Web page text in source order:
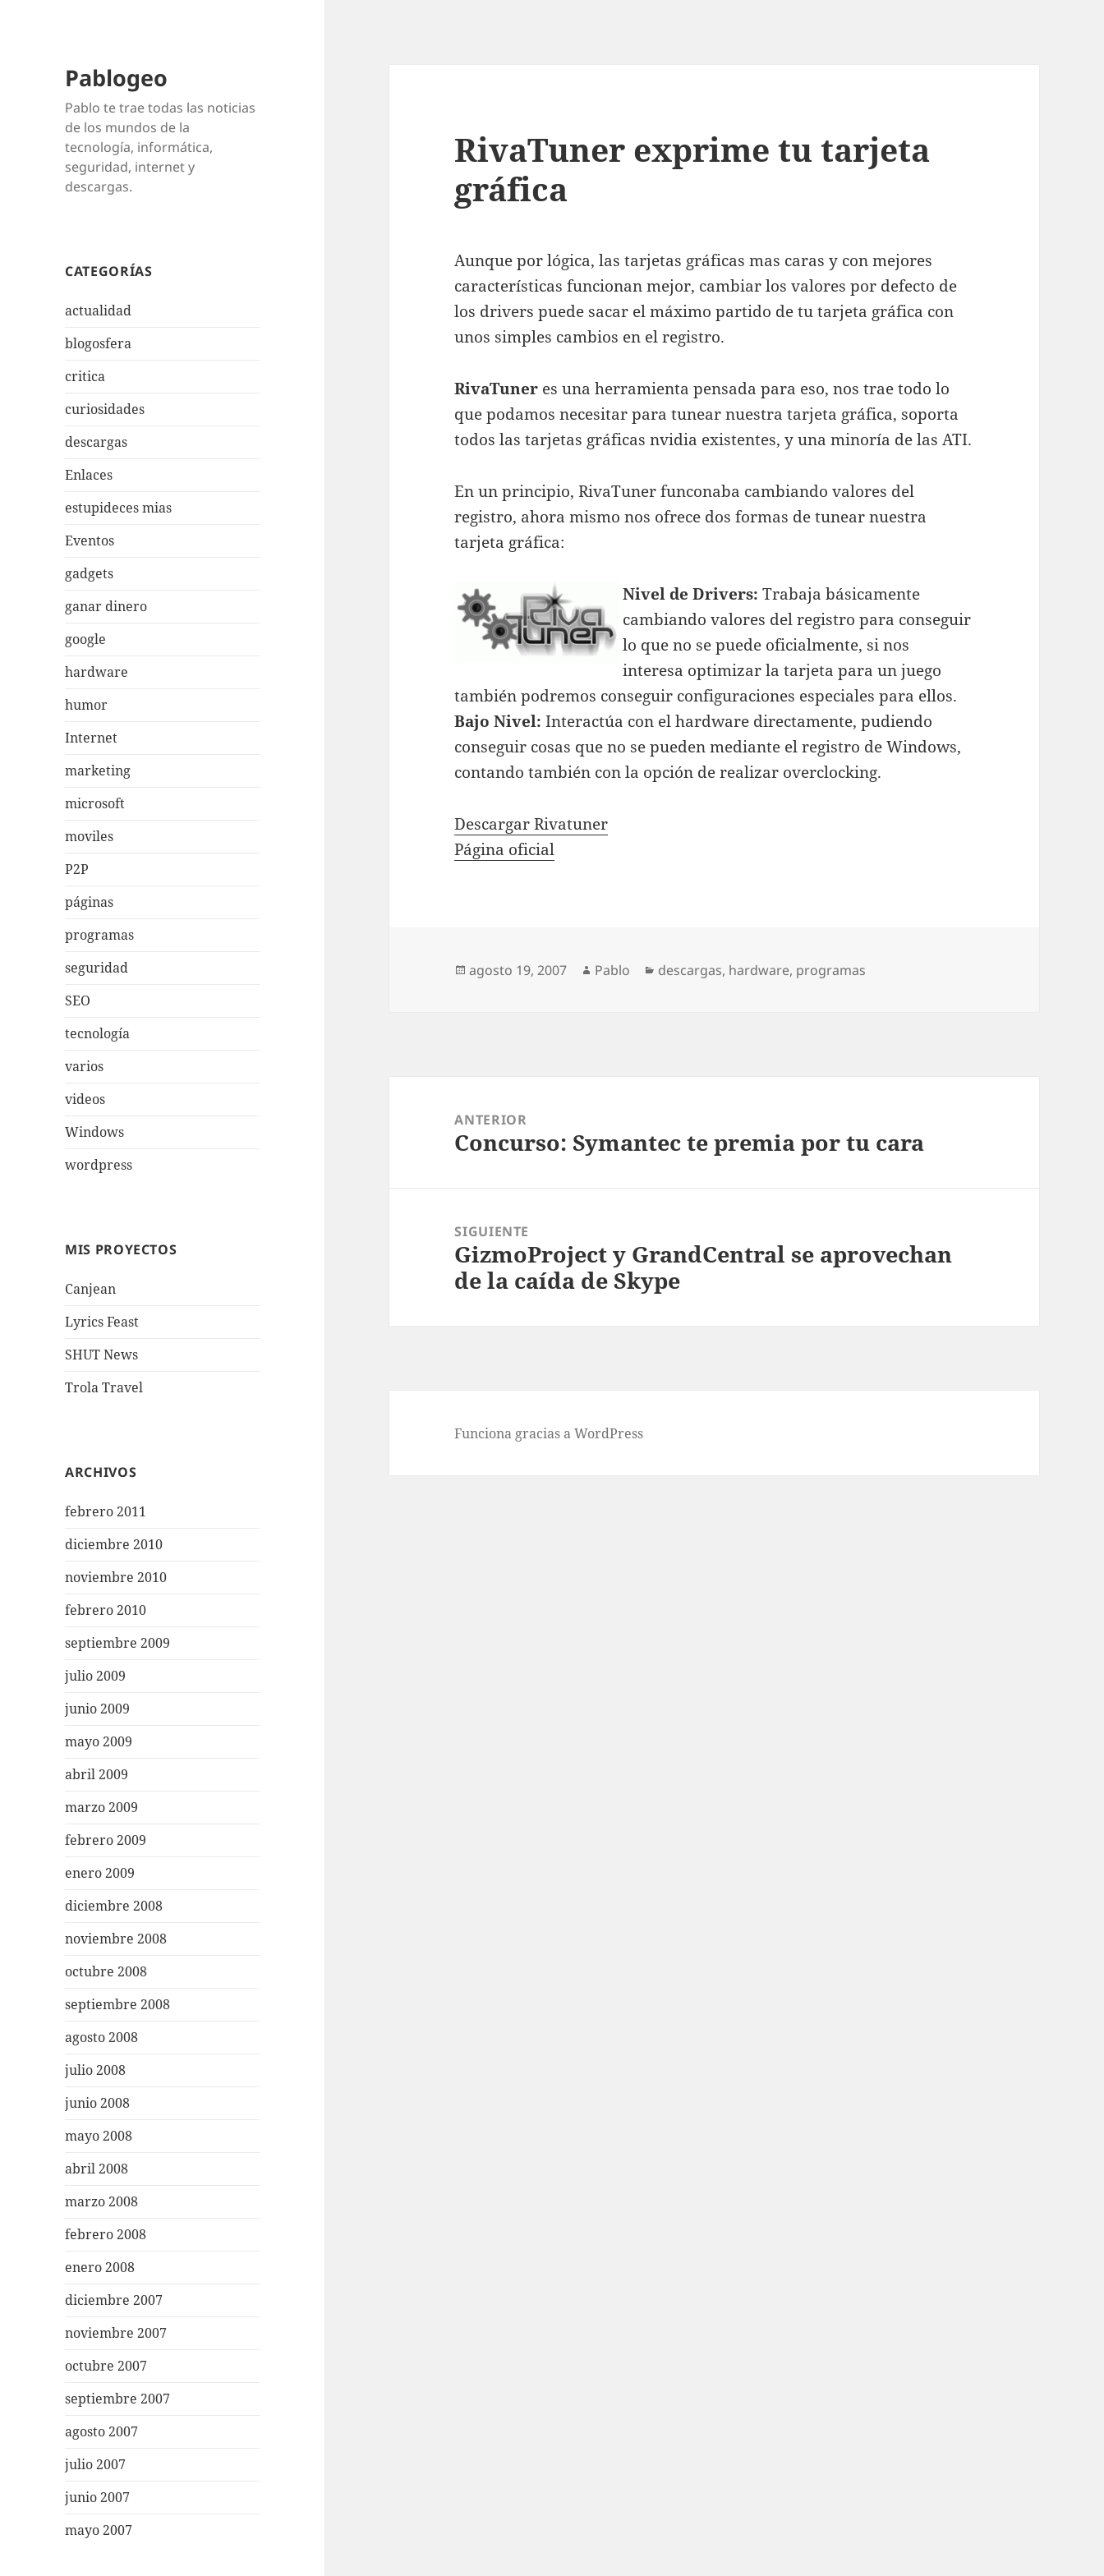
Pablogeo
Pablo te trae todas las noticias
de los mundos de la
tecnología, informática,
seguridad, internet y
descargas.
CATEGORÍAS
actualidad
blogosfera
critica
curiosidades
descargas
Enlaces
estupideces mias
Eventos
gadgets
ganar dinero
google
hardware
humor
Internet
marketing
microsoft
moviles
P2P
páginas
programas
seguridad
SEO
tecnología
varios
videos
Windows
wordpress
MIS PROYECTOS
Canjean
Lyrics Feast
SHUT News
Trola Travel
ARCHIVOS
febrero 2011
diciembre 2010
noviembre 2010
febrero 2010
septiembre 2009
julio 2009
junio 2009
mayo 2009
abril 2009
marzo 2009
febrero 2009
enero 2009
diciembre 2008
noviembre 2008
octubre 2008
septiembre 2008
agosto 2008
julio 2008
junio 2008
mayo 2008
abril 2008
marzo 2008
febrero 2008
enero 2008
diciembre 2007
noviembre 2007
octubre 2007
septiembre 2007
agosto 2007
julio 2007
junio 2007
mayo 2007
RivaTuner exprime tu tarjeta
gráfica
Aunque por lógica, las tarjetas gráficas mas caras y con mejores
características funcionan mejor, cambiar los valores por defecto de
los drivers puede sacar el máximo partido de tu tarjeta gráfica con
unos simples cambios en el registro.
RivaTuner es una herramienta pensada para eso, nos trae todo lo
que podamos necesitar para tunear nuestra tarjeta gráfica, soporta
todos las tarjetas gráficas nvidia existentes, y una minoría de las ATI.
En un principio, RivaTuner funconaba cambiando valores del
registro, ahora mismo nos ofrece dos formas de tunear nuestra
tarjeta gráfica:
Nivel de Drivers:Trabaja básicamente
cambiando valores del registro para conseguir
lo que no se puede oficialmente, si nos
interesa optimizar la tarjeta para un juego
también podremos conseguir configuraciones especiales para ellos.
Bajo Nivel:Interactúa con el hardware directamente, pudiendo
conseguir cosas que no se pueden mediante el registro de Windows,
contando también con la opción de realizar overclocking.
Descargar Rivatuner
Página oficial
Publicado
agosto 19, 2007 Autor
Pablo Categorías
descargas, hardware, programas
entradas
ANTERIOR
Entrada
Concurso: Symantec te premia por tu cara
SIGUIENTE
Entrada
siguiente:
GizmoProject y GrandCentral se aprovechan
de la caída de Skype
Funciona gracias a WordPress